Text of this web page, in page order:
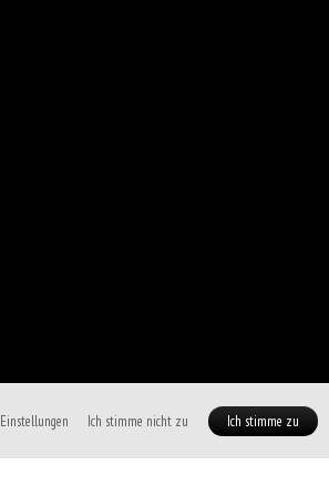
Einstellungen Ich stimme nicht zu Ich stimme zu